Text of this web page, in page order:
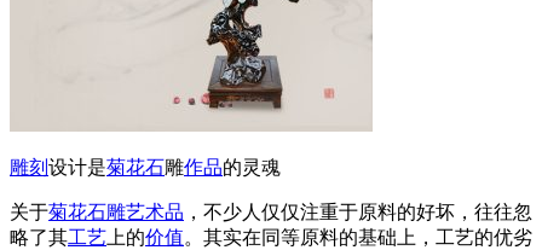
雕刻 设计是菊花石雕作品的灵魂
关于菊花石雕艺术品 ，不少人仅仅注重于原料的好坏，往往忽
略了其工艺 上的价值。其实在同等原料的基础上，工艺的优劣